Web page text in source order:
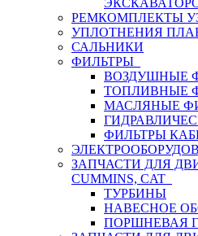
РЕМКОМПЛЕКТЫ
УПЛОТНЕНИЯ
САЛЬНИКИ
ФИЛЬТРЫ
ВОЗДУШНЫЕ
ТОПЛИВНЫЕ
МАСЛЯНЫЕ
ФИЛЬТРЫ
ЗАПЧАСТИ ДЛЯ
CUMMINS, CAT
ТУРБИНЫ
НАВЕСНОЕ
ПОРШНЕВАЯ